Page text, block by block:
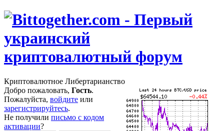
Криптовалютное Либертарианство
Добро пожаловать, Гость.
Пожалуйста, войдите или
зарегистрируйтесь.
Не получили письмо с кодом
активации?